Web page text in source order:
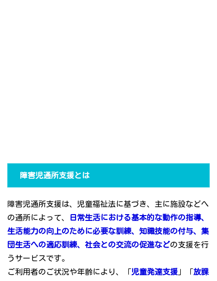
障害児通所支援とは
障害児通所支援は、児童福祉法に基づき、主に施設などへ
の通所によって、
日常生活における基本的な動作の指導、
生活能力の向上のために必要な訓練、知識技能の付与、集
団生活への適応訓練、社会との交流の促進などの支援を行
うサービスです。
ご利用者のご状況や年齢により、「児童発達支援 」「放課